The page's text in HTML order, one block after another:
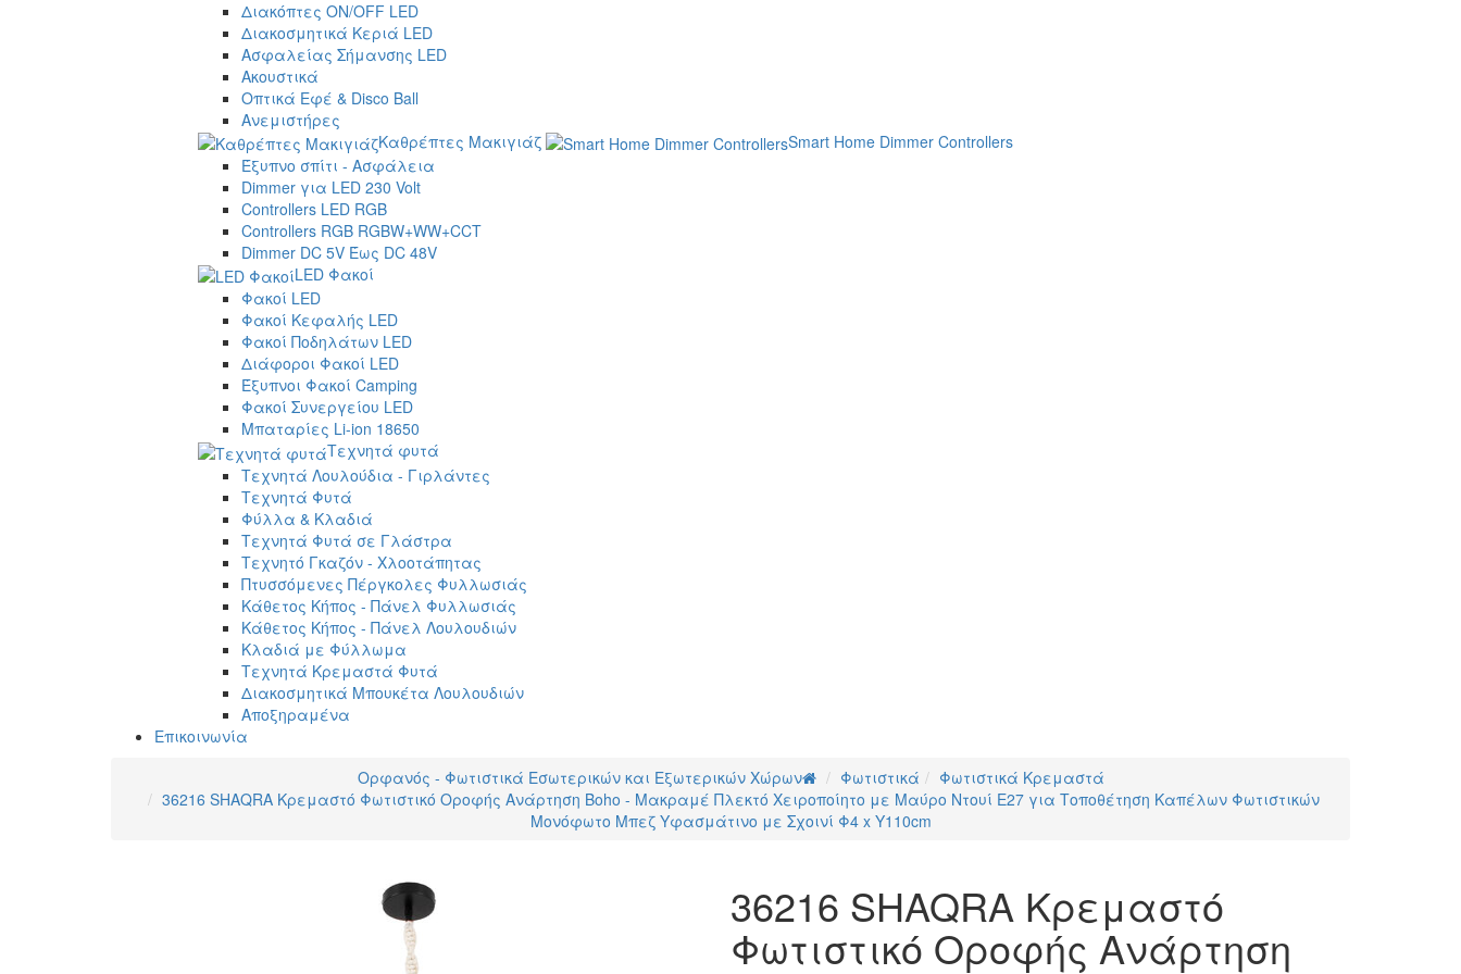
Διακόπτες ON/OFF LED
Διακοσμητικά Κεριά LED
Ασφαλείας Σήμανσης LED
Ακουστικά
Οπτικά Εφέ & Disco Ball
Ανεμιστήρες
Καθρέπτες Μακιγιάζ
Smart Home Dimmer Controllers
Έξυπνο σπίτι - Ασφάλεια
Dimmer για LED 230 Volt
Controllers LED RGB
Controllers RGB RGBW+WW+CCT
Dimmer DC 5V Έως DC 48V
LED Φακοί
Φακοί LED
Φακοί Κεφαλής LED
Φακοί Ποδηλάτων LED
Διάφοροι Φακοί LED
Έξυπνοι Φακοί Camping
Φακοί Συνεργείου LED
Μπαταρίες Li-ion 18650
Τεχνητά φυτά
Τεχνητά Λουλούδια - Γιρλάντες
Τεχνητά Φυτά
Φύλλα & Κλαδιά
Τεχνητά Φυτά σε Γλάστρα
Τεχνητό Γκαζόν - Χλοοτάπητας
Πτυσσόμενες Πέργκολες Φυλλωσιάς
Κάθετος Κήπος - Πάνελ Φυλλωσιάς
Κάθετος Κήπος - Πάνελ Λουλουδιών
Κλαδιά με Φύλλωμα
Τεχνητά Κρεμαστά Φυτά
Διακοσμητικά Μπουκέτα Λουλουδιών
Αποξηραμένα
Επικοινωνία
Ορφανός - Φωτιστικά Εσωτερικών και Εξωτερικών Χώρων
Φωτιστικά
Φωτιστικά Κρεμαστά
36216 SHAQRA Κρεμαστό Φωτιστικό Οροφής Ανάρτηση Boho - Μακραμέ Πλεκτό Χειροποίητο με Μαύρο Ντουί E27 για Τοποθέτηση Καπέλων Φωτιστικών
Μονόφωτο Μπεζ Υφασμάτινο με Σχοινί Φ4 x Y110cm
36216 SHAQRA Κρεμαστό
Φωτιστικό Οροφής Ανάρτηση